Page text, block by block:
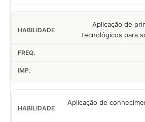
Aplicação de
tecnológicos para
Aplicação de